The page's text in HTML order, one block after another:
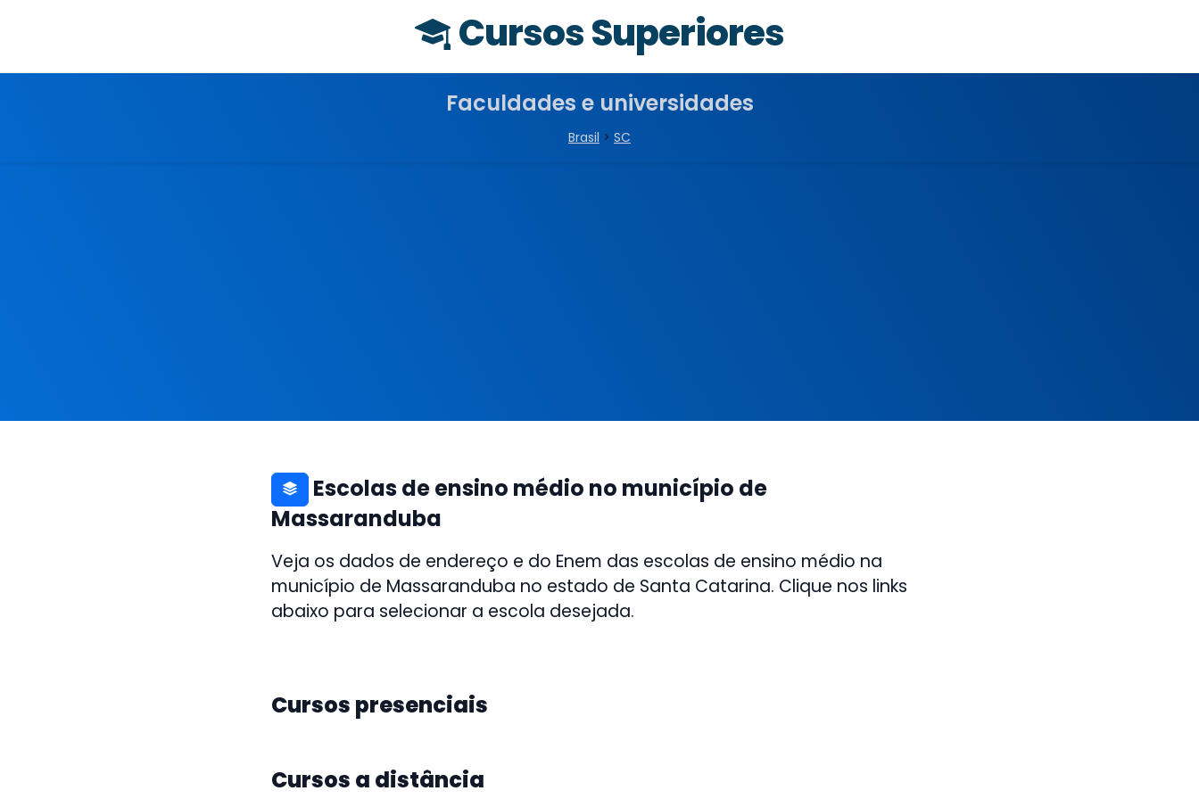
Cursos Superiores
Faculdades e universidades
Brasil > SC
Escolas de ensino médio no município de
Massaranduba
Veja os dados de endereço e do Enem das escolas de ensino médio na
município de Massaranduba no estado de Santa Catarina. Clique nos links
abaixo para selecionar a escola desejada.
Cursos presenciais
Cursos a distância